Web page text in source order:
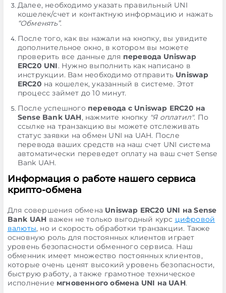
Далее, необходимо указать правильный UNI
кошелек/счет и контактную информацию и нажать
“Обменять”.
После того, как вы нажали на кнопку, вы увидите
дополнительное окно, в котором вы можете
проверить все данные для перевода Uniswap
ERC20 UNI. Нужно выполнить как написано в
инструкции. Вам необходимо отправить Uniswap
ERC20 на кошелек, указанный в системе. Этот
процесс займет до 10 минут.
После успешного перевода с Uniswap ERC20 на
Sense Bank UAH, нажмите кнопку "Я оплатил". По
ссылке на транзакцию вы можете отслеживать
статус заявки на обмен UNI на UAH. После
перевода ваших средств на наш счет UNI система
автоматически переведет оплату на ваш счет Sense
Bank UAH.
Информация о работе нашего сервиса
крипто-обмена
Для совершения обмена Uniswap ERC20 UNI на Sense
Bank UAH важен не только выгодный курс цифровой
валюты, но и скорость обработки транзакции. Также
основную роль для постоянных клиентов играет
уровень безопасности обменного сервиса. Наш
обменник имеет множество постоянных клиентов,
которые очень ценят высокий уровень безопасности,
быструю работу, а также грамотное техническое
исполнение мгновенного обмена UNI на UAH.